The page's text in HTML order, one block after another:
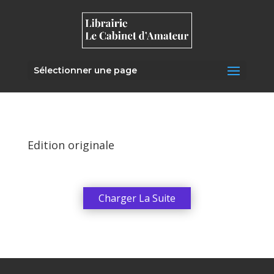
Sélectionner une page
Edition originale
Charger La Suite